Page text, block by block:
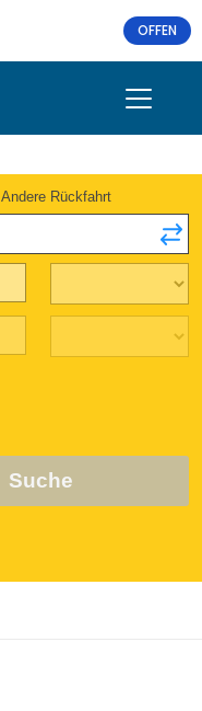
OFFEN
Andere Rückfahrt
Suche